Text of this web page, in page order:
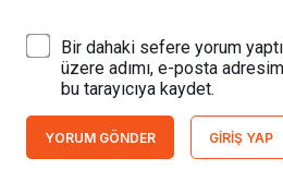
Bir dahaki sefere yorum
üzere adımı, e-posta
bu tarayıcıya kaydet.
YORUM GÖNDER GIRIŞ YAP